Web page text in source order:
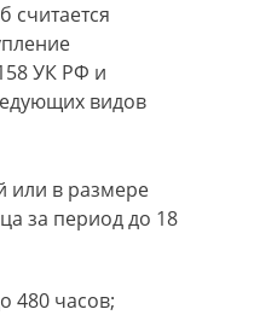
считается
УК РФ и
видов
или в размере
за период до 18
480 часов;